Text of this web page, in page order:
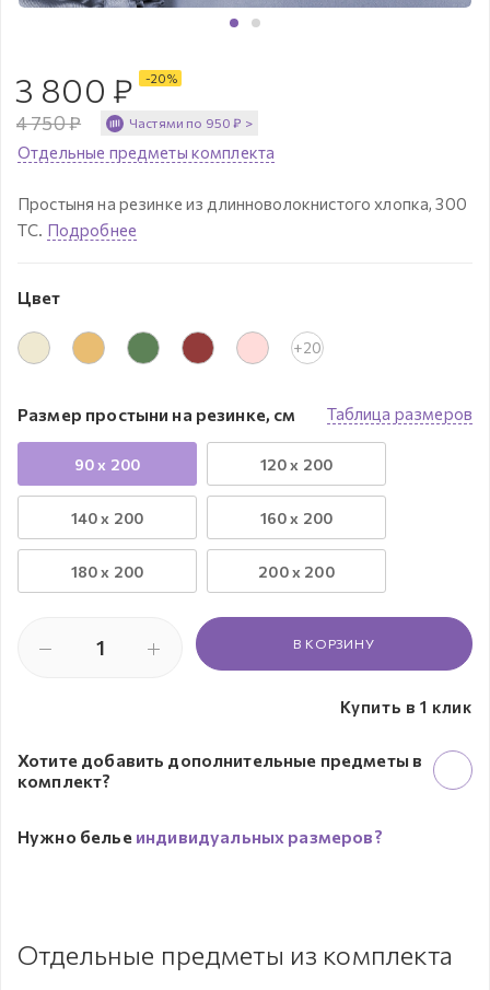
3 800 ₽
4 750₽
-20%
Частями по 950 ₽ >
Отдельные предметы комплекта
Простыня на резинке из длинноволокнистого хлопка, 300
ТС. Подробнее
Цвет
+20
Таблица размеров
Размер простыни на резинке, см
90 x 200 120 x 200
140 x 200 160 x 200
180 x 200 200 x 200
В КОРЗИНУ
Купить в 1 клик
Хотите добавить дополнительные предметы в
комплект?
Нужно белье индивидуальных размеров?
Отдельные предметы из комплекта